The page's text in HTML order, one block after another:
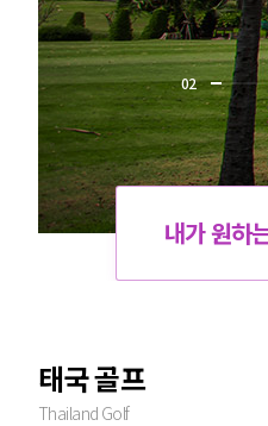
02
내가 원하
태국 골프
Thailand Golf